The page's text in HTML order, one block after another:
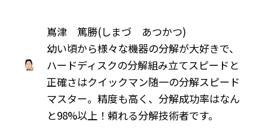
嶌津 篤勝(しまづ あつかつ)
幼い頃から様々な機器の分解が大好きで、
ハードディスクの分解組み立てスピードと
正確さはクイックマン随一の分解スピード
マスター。精度も高く、分解成功率はなん
と98%以上！頼れる分解技術者です。